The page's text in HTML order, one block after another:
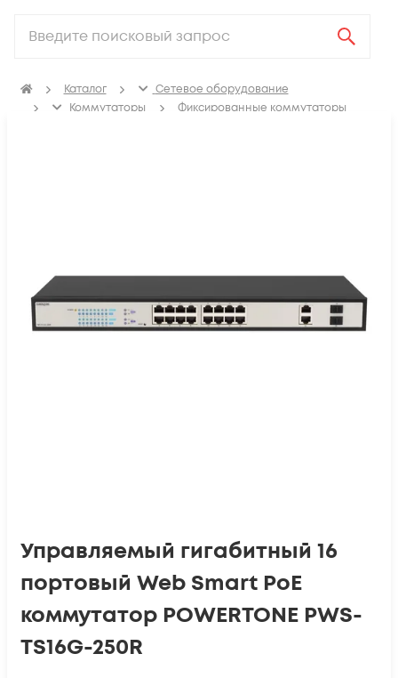
Каталог
Сетевое оборудование
Коммутаторы
Фиксированные коммутаторы
Управляемый гигабитный 16
портовый Web Smart PoE
коммутатор POWERTONE PWS-
TS16G-250R